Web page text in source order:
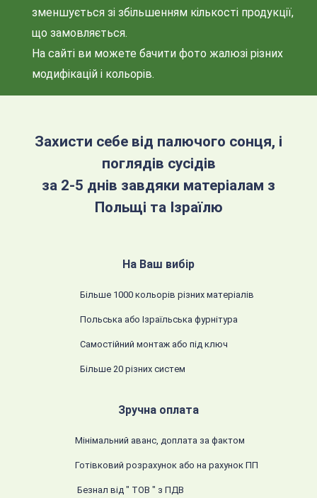
зменшується зі збільшенням кількості продукції,
що замовляється.
На сайті ви можете бачити фото жалюзі різних
модифікацій і кольорів.
Захисти себе від палючого сонця, і
поглядів сусідів
за 2-5 днів завдяки матеріалам з
Польщі та Ізраїлю
На Ваш вибір
Більше 1000 кольорів різних матеріалів
Польська або Ізраїльська фурнітура
Самостійний монтаж або під ключ
Більше 20 різних систем
Зручна оплата
Мінімальний аванс, доплата за фактом
Готівковий розрахунок або на рахунок ПП
Безнал від " ТОВ " з ПДВ